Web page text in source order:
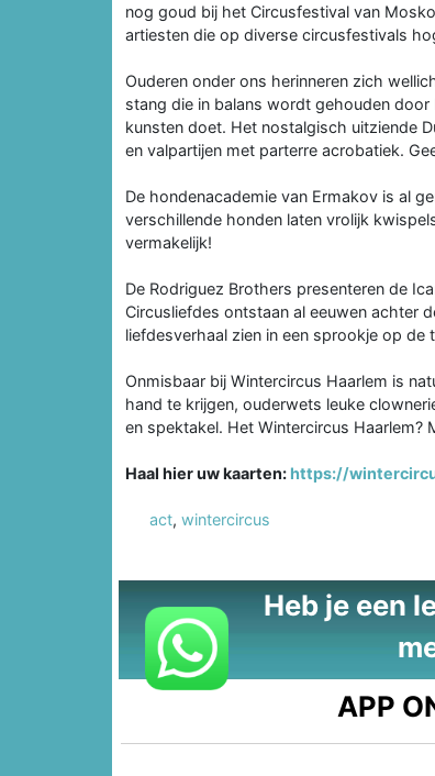
nog goud bij het Circusfestival van
artiesten die op diverse circusfestivals
Ouderen onder ons herinneren zich
stang die in balans wordt gehouden
kunsten doet. Het nostalgisch uitziende
en valpartijen met parterre acrobatiek.
De hondenacademie van Ermakov is al
verschillende honden laten vrolijk
vermakelijk!
De Rodriguez Brothers presenteren de
Circusliefdes ontstaan al eeuwen achter
liefdesverhaal zien in een sprookje op
Onmisbaar bij Wintercircus Haarlem is
hand te krijgen, ouderwets leuke
en spektakel. Het Wintercircus Haarlem?
Haal hier uw kaarten:https://
act, wintercircus
Heb je een
APP